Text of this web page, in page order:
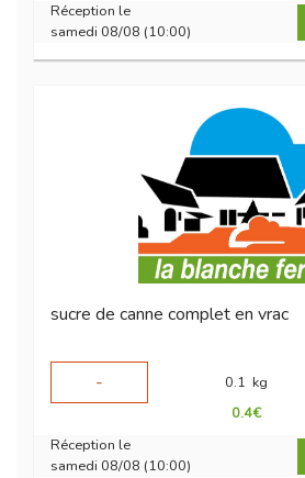
Réception le
samedi 08/08 (10:00)
sucre de canne complet en vrac
-
0.1 kg
0.4€
Réception le
samedi 08/08 (10:00)